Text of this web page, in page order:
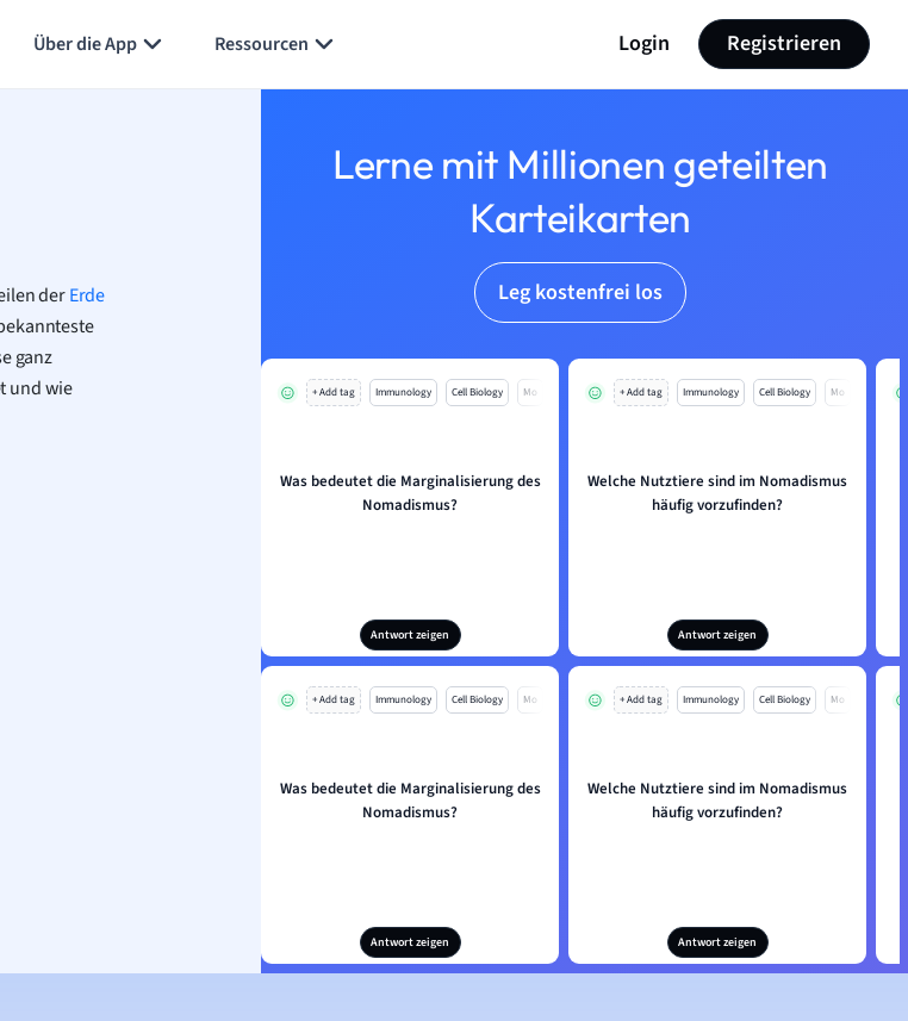
Über die App Ressourcen Login Registrieren
derErde
ganz
und wie
Lerne mit Millionen geteilten
Karteikarten
Leg kostenfrei los
+ Add tag Immunology Cell Biology Mo
Was bedeutet die Marginalisierung des
Nomadismus?
Antwort zeigen
+ Add tag Immunology Cell Biology Mo
Welche Nutztiere sind im Nomadismus
häufig vorzufinden?
Antwort zeigen
+ Add tag Immunology Cell Biology Mo
Was bedeutet die Marginalisierung des
Nomadismus?
Antwort zeigen
+ Add tag Immunology Cell Biology Mo
Welche Nutztiere sind im Nomadismus
häufig vorzufinden?
Antwort zeigen